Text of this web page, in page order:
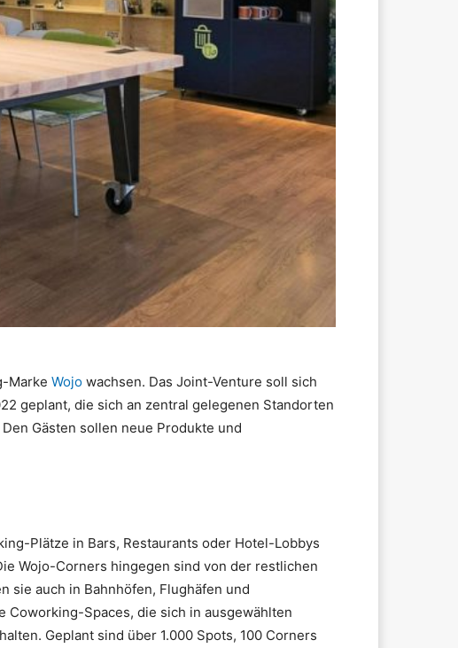
Marke Wojo wachsen. Das Joint-Venture soll sich
geplant, die sich an zentral gelegenen Standorten
Gästen sollen neue Produkte und
Plätze in Bars, Restaurants oder Hotel-Lobbys
Wojo-Corners hingegen sind von der restlichen
sie auch in Bahnhöfen, Flughäfen und
Coworking-Spaces, die sich in ausgewählten
Geplant sind über 1.000 Spots, 100 Corners